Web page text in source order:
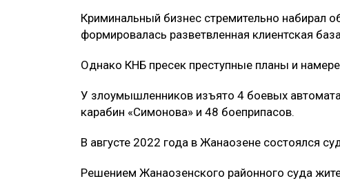
Криминальный бизнес стремительно набирал
формировалась разветвленная клиентская
Однако КНБ пресек преступные планы и
У злоумышленников изъято 4 боевых
карабин «Симонова» и 48 боеприпасов.
В августе 2022 года в Жанаозене состоялся
Решением Жанаозенского районного суда